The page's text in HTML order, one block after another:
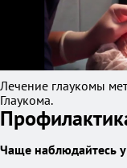
Лечение глаукомы
Глаукома.
Чаще наблюдайтесь